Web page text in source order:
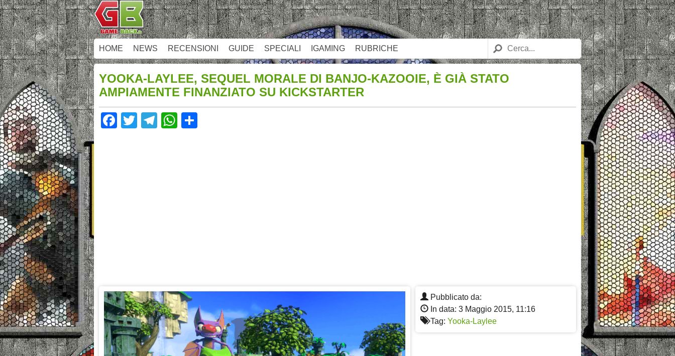
HOME NEWS RECENSIONI GUIDE SPECIALI IGAMING RUBRICHE
YOOKA-LAYLEE, SEQUEL MORALE DI BANJO-KAZOOIE, È GIÀ STATO
AMPIAMENTE FINANZIATO SU KICKSTARTER
Facebook
TwitterTelegram
WhatsApp
Pubblicato da:
In data: 3 Maggio 2015, 11:16
Tag: Yooka-Laylee